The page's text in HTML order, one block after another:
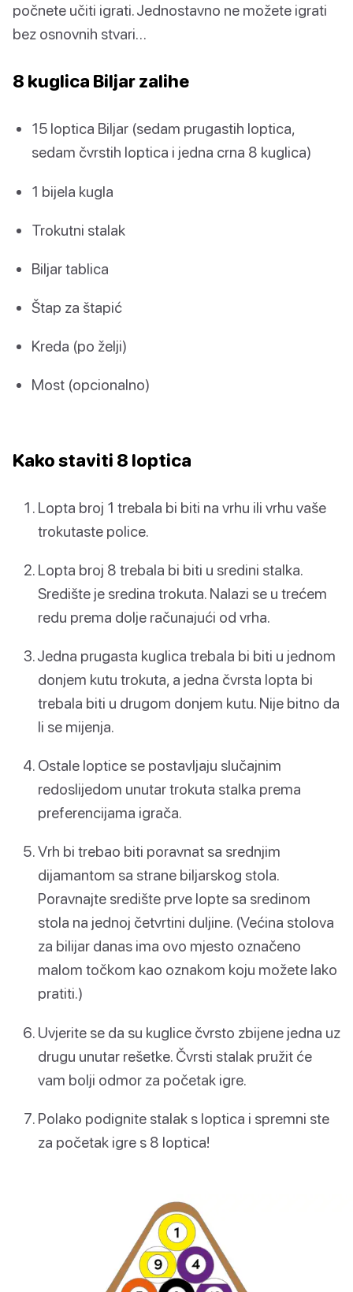
počnete učiti igrati. Jednostavno ne možete igrati
bez osnovnih stvari…
8 kuglica Biljar zalihe
15 loptica Biljar (sedam prugastih loptica,
sedam čvrstih loptica i jedna crna 8 kuglica)
1 bijela kugla
Trokutni stalak
Biljar tablica
Štap za štapić
Kreda (po želji)
Most (opcionalno)
Kako staviti 8 loptica
Lopta broj 1 trebala bi biti na vrhu ili vrhu vaše
trokutaste police.
Lopta broj 8 trebala bi biti u sredini stalka.
Središte je sredina trokuta. Nalazi se u trećem
redu prema dolje računajući od vrha.
Jedna prugasta kuglica trebala bi biti u jednom
donjem kutu trokuta, a jedna čvrsta lopta bi
trebala biti u drugom donjem kutu. Nije bitno da
li se mijenja.
Ostale loptice se postavljaju slučajnim
redoslijedom unutar trokuta stalka prema
preferencijama igrača.
Vrh bi trebao biti poravnat sa srednjim
dijamantom sa strane biljarskog stola.
Poravnajte središte prve lopte sa sredinom
stola na jednoj četvrtini duljine. (Većina stolova
za bilijar danas ima ovo mjesto označeno
malom točkom kao oznakom koju možete lako
pratiti.)
Uvjerite se da su kuglice čvrsto zbijene jedna uz
drugu unutar rešetke. Čvrsti stalak pružit će
vam bolji odmor za početak igre.
Polako podignite stalak s loptica i spremni ste
za početak igre s 8 loptica!